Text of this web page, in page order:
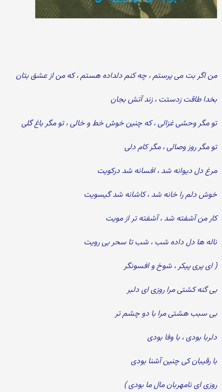
من اگر بت می پرستم ، چه کنم دلداده هستم ، که من از عشق بتان
بخدا طاقت زدستت ، زند آتش بجان
تو مگر وحشی غزالی ، که چنین خوش خط و خالی ، تو مگر باغ گلی
تو مگر روز وصالی ، مگر کام دلی
مرغ دل دیوانه شد ، افسانه شد درکویت
خوش دلم را خانه شد ، کاشانه شد گیسویت
کار من آشفته شد ، آشفته تر از مویت
ناله ها دل داده شب ، شب تا سحر بی رویت
( ای پری پیکر ، شوخ و افسونگر
بی گنه کشتی مرا روزی ای دلبر
بی سبب هشتی مرا با دو چشم تر
دلربا بودی ، با وفا بودی
با رقیبان کی چنین آشنا بودی
روزی ای نامهربان مال ما بودی )